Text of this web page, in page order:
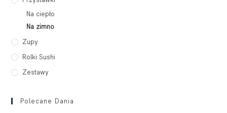
Na ciepło
Na zimno
Zupy
Rolki Sushi
Zestawy
Polecane Dania